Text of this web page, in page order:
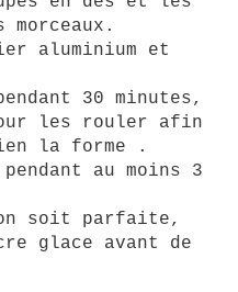
aluminium et
30 minutes,
les rouler afin
la forme .
au moins 3
soit parfaite,
glace avant de